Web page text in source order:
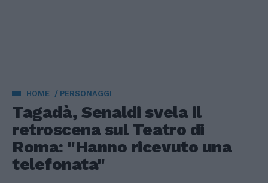
HOME PERSONAGGI
Tagadà, Senaldi svela il
retroscena sul Teatro di
Roma: "Hanno ricevuto una
telefonata"